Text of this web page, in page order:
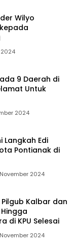
Wilyo
2024
9 Daerah di
Untuk
2024
Langkah Edi
Pontianak di
2024
Kalbar dan
di KPU Selesai
2024